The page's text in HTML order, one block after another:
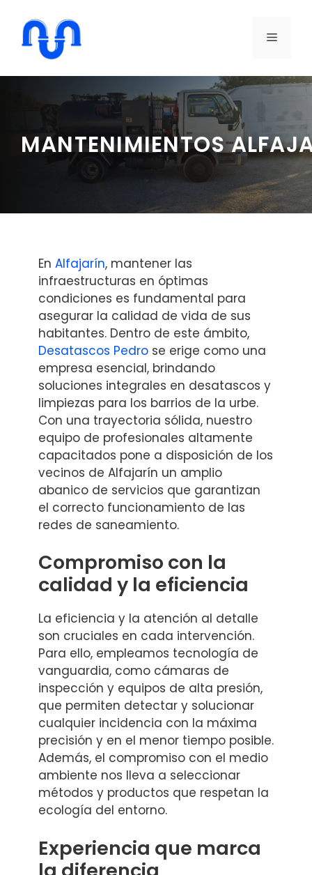
contenido
MENÚ
MANTENIMIENTOS
En Alfajarín, mantener las
infraestructuras en óptimas
condiciones es fundamental para
asegurar la calidad de vida de sus
habitantes. Dentro de este ámbito,
Desatascos Pedro se erige como una
empresa esencial, brindando
soluciones integrales en desatascos y
limpiezas para los barrios de la urbe.
Con una trayectoria sólida, nuestro
equipo de profesionales altamente
capacitados pone a disposición de los
vecinos de Alfajarín un amplio
abanico de servicios que garantizan
el correcto funcionamiento de las
redes de saneamiento.
Compromiso con la
calidad y la eficiencia
La eficiencia y la atención al detalle
son cruciales en cada intervención.
Para ello, empleamos tecnología de
vanguardia, como cámaras de
inspección y equipos de alta presión,
que permiten detectar y solucionar
cualquier incidencia con la máxima
precisión y en el menor tiempo posible.
Además, el compromiso con el medio
ambiente nos lleva a seleccionar
métodos y productos que respetan la
ecología del entorno.
Experiencia que marca